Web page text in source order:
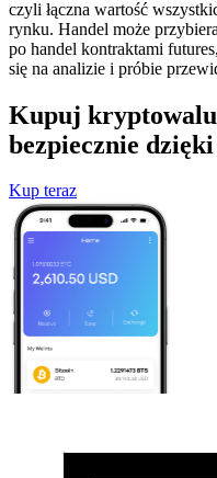
czyli łączna wartość
rynku. Handel może
po handel kontraktami
się na analizie i próbie
Kupuj
bezpiecznie
Kup teraz